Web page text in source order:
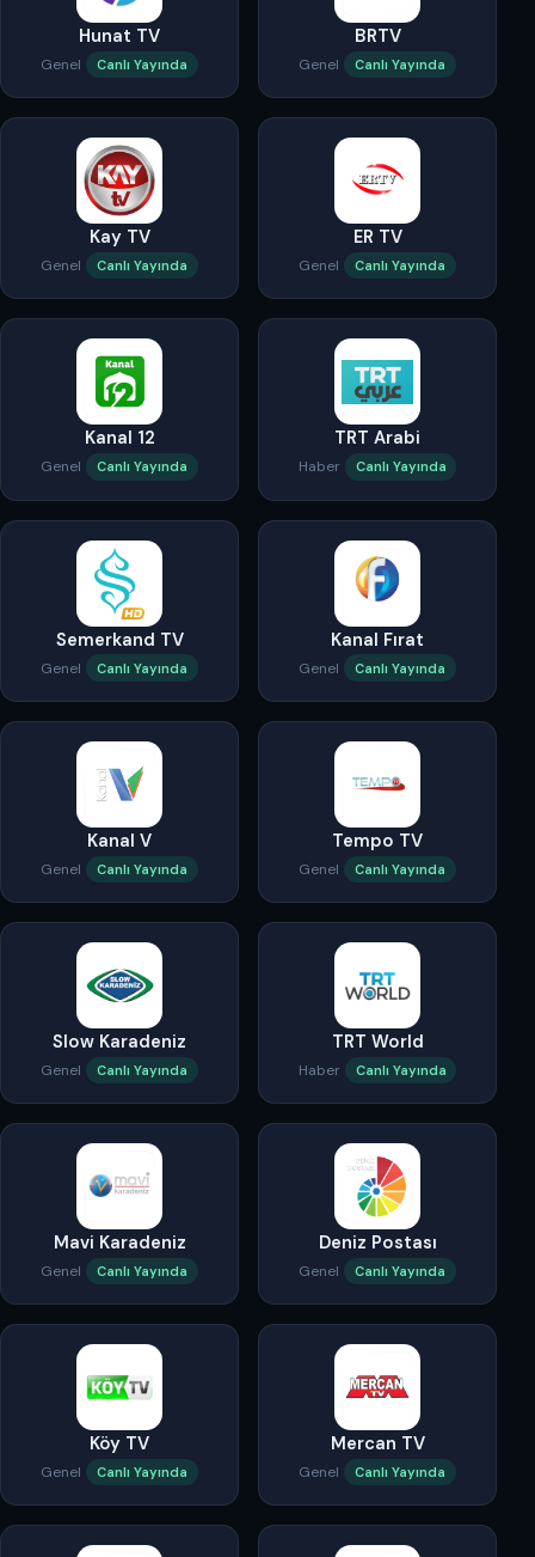
Hunat TV
Genel Canlı Yayında
BRTV
Genel Canlı Yayında
Kay TV
Genel Canlı Yayında
ER TV
Genel Canlı Yayında
Kanal 12
Genel Canlı Yayında
TRT Arabi
Haber Canlı Yayında
Semerkand TV
Genel Canlı Yayında
Kanal Fırat
Genel Canlı Yayında
Kanal V
Genel Canlı Yayında
Tempo TV
Genel Canlı Yayında
Slow Karadeniz
Genel Canlı Yayında
TRT World
Haber Canlı Yayında
Mavi Karadeniz
Genel Canlı Yayında
Deniz Postası
Genel Canlı Yayında
Köy TV
Genel Canlı Yayında
Mercan TV
Genel Canlı Yayında